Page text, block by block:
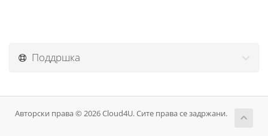
Поддршка
Авторски права © 2026 Cloud4U. Сите права се задржани.